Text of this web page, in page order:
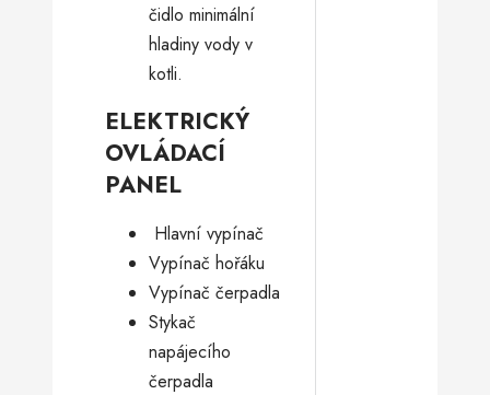
čidlo minimální
hladiny vody v
kotli.
ELEKTRICKÝ
OVLÁDACÍ
PANEL
­ Hlavní vypínač
Vypínač hořáku
Vypínač čerpadla
Stykač
napájecího
čerpadla